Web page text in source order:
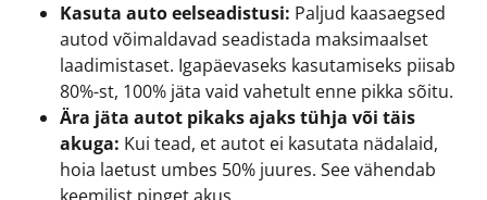
Kasuta auto eelseadistusi: Paljud kaasaegsed
autod võimaldavad seadistada maksimaalset
laadimistaset. Igapäevaseks kasutamiseks piisab
80%-st, 100% jäta vaid vahetult enne pikka sõitu.
Ära jäta autot pikaks ajaks tühja või täis
akuga: Kui tead, et autot ei kasutata nädalaid,
hoia laetust umbes 50% juures. See vähendab